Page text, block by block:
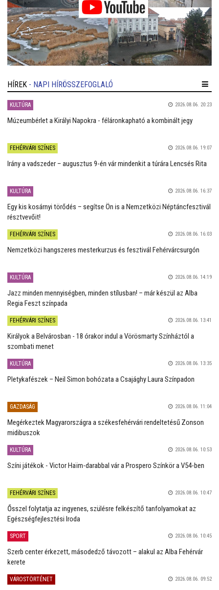
HÍREK - NAPI HÍRÖSSZEFOGLALÓ
KULTÚRA 2026.08.06. 20:23
Múzeumbérlet a Királyi Napokra - féláronkapható a kombinált jegy
FEHÉRVÁRI SZÍNES 2026.08.06. 19:07
Irány a vadszeder – augusztus 9-én vár mindenkit a túrára Lencsés Rita
KULTÚRA 2026.08.06. 16:37
Egy kis kosárnyi törődés – segítse Ön is a Nemzetközi Néptáncfesztivál
résztvevőit!
FEHÉRVÁRI SZÍNES 2026.08.06. 16:03
Nemzetközi hangszeres mesterkurzus és fesztivál Fehérvárcsurgón
KULTÚRA 2026.08.06. 14:19
Jazz minden mennyiségben, minden stílusban! – már készül az Alba
Regia Feszt színpada
FEHÉRVÁRI SZÍNES 2026.08.06. 13:41
Királyok a Belvárosban - 18 órakor indul a Vörösmarty Színháztól a
szombati menet
KULTÚRA 2026.08.06. 13:35
Pletykafészek – Neil Simon bohózata a Csajághy Laura Színpadon
GAZDASÁG 2026.08.06. 11:04
Megérkeztek Magyarországra a székesfehérvári rendeltetésű Zonson
midibuszok
KULTÚRA 2026.08.06. 10:53
Színi játékok - Victor Haïm-darabbal vár a Prospero Színkör a V54-ben
FEHÉRVÁRI SZÍNES 2026.08.06. 10:47
Ősszel folytatja az ingyenes, szülésre felkészítő tanfolyamokat az
Egészségfejlesztési Iroda
SPORT 2026.08.06. 10:45
Szerb center érkezett, másodedző távozott – alakul az Alba Fehérvár
kerete
VÁROSTÖRTÉNET 2026.08.06. 09:52